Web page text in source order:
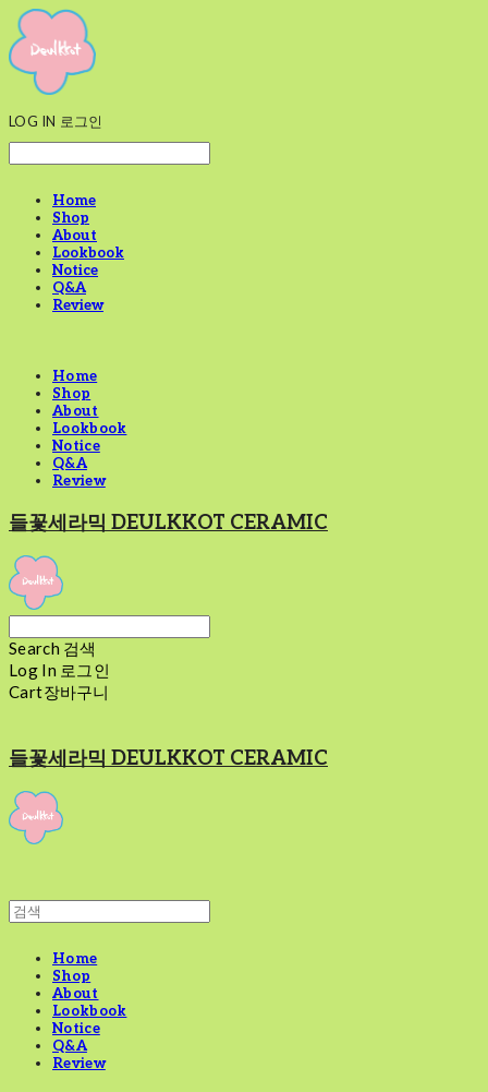
LOG IN 로그인
Home
Shop
About
Lookbook
Notice
Q&A
Review
Home
Shop
About
Lookbook
Notice
Q&A
Review
들꽃세라믹 DEULKKOT CERAMIC
Search 검색
Log In 로그인
Cart장바구니
들꽃세라믹 DEULKKOT CERAMIC
Home
Shop
About
Lookbook
Notice
Q&A
Review